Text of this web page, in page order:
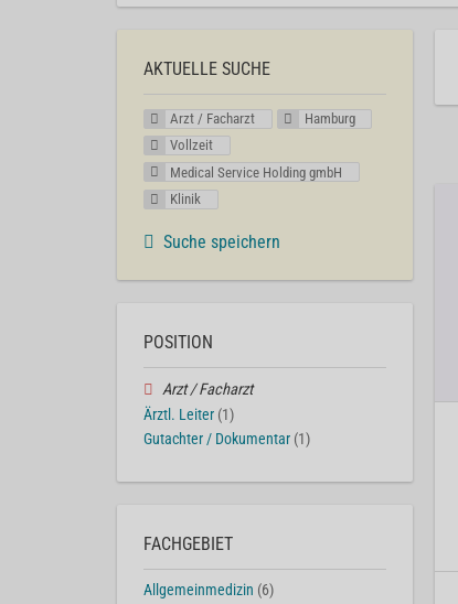
AKTUELLE SUCHE
Arzt / Facharzt
Hamburg
Vollzeit
Medical Service Holding gmbH
Klinik
Suche speichern
POSITION
Arzt / Facharzt
Ärztl. Leiter (1)
Gutachter / Dokumentar (1)
FACHGEBIET
Allgemeinmedizin (6)